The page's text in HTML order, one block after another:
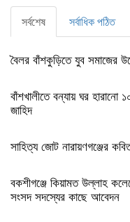
সর্বশেষ
সর্বাধিক পঠিত
বৈলর বাঁশকুড়িতে যুব সমাজের
বাঁশখালীতে বন্যায় ঘর হারানো
জাহিদ
সাহিত্য জোট নারায়ণগঞ্জের
বকশীগঞ্জে কিয়ামত উল্লাহ
সংসদ সদস্যের কাছে আবেদন